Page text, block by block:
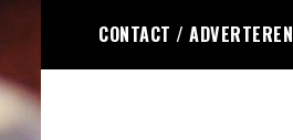
de
inhoud
CONTACT / ADVERTEREN